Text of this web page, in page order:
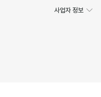
사업자 정보